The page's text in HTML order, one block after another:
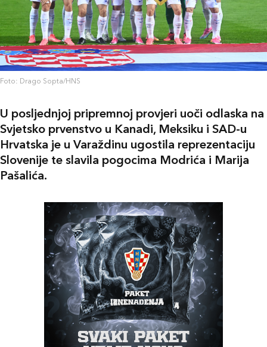
Foto: Drago Sopta/HNS
U posljednjoj pripremnoj provjeri uoči odlaska na
Svjetsko prvenstvo u Kanadi, Meksiku i SAD-u
Hrvatska je u Varaždinu ugostila reprezentaciju
Slovenije te slavila pogocima Modrića i Marija
Pašalića.